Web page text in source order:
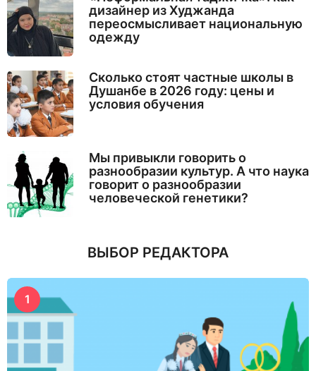
дизайнер из Худжанда
переосмысливает национальную
одежду
Сколько стоят частные школы в
Душанбе в 2026 году: цены и
условия обучения
Мы привыкли говорить о
разнообразии культур. А что наука
говорит о разнообразии
человеческой генетики?
ВЫБОР РЕДАКТОРА
1